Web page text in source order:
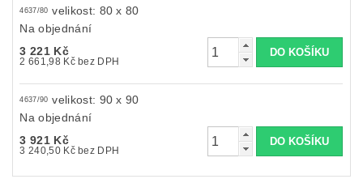
4637/80 velikost: 80 x 80
Na objednání
3 221 Kč
2 661,98 Kč bez DPH
4637/90 velikost: 90 x 90
Na objednání
3 921 Kč
3 240,50 Kč bez DPH